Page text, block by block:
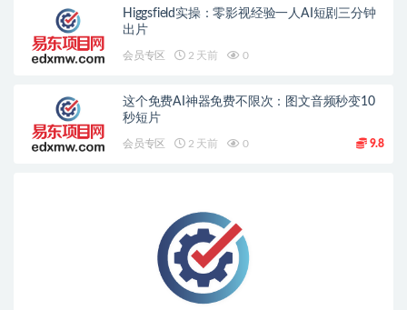
Higgsfield实操：零影视经验一人AI短剧三分钟
出片
会员专区 2 天前 0
这个免费AI神器免费不限次：图文音频秒变10
秒短片
会员专区 2 天前 0 9.8